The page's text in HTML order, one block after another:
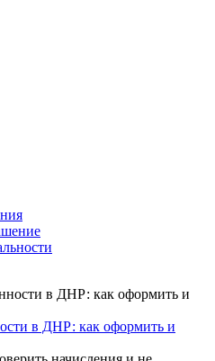
в ДНР: как оформить и